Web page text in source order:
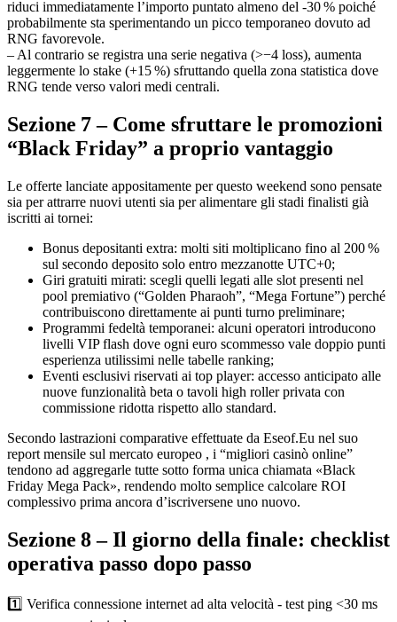
riduci immediatamente l’importo puntato almeno del ‑30 % poiché
probabilmente sta sperimentando un picco temporaneo dovuto ad
RNG favorevole.
– Al contrario se registra una serie negativa (>−4 loss), aumenta
leggermente lo stake (+15 %) sfruttando quella zona statistica dove
RNG tende verso valori medi centrali.
Sezione 7 – Come sfruttare le promozioni
“Black Friday” a proprio vantaggio
Le offerte lanciate appositamente per questo weekend sono pensate
sia per attrarre nuovi utenti sia per alimentare gli stadi finalisti già
iscritti ai tornei:
Bonus depositanti extra: molti siti moltiplicano fino al ​200 %​
sul secondo deposito solo entro mezzanotte UTC+0;
Giri gratuiti mirati: scegli quelli legati alle slot presenti nel
pool premiativo (“Golden Pharaoh”, “Mega Fortune”) perché
contribuiscono direttamente ai punti turno preliminare;
Programmi fedeltà temporanei: alcuni operatori introducono
livelli VIP flash dove ogni euro scommesso vale doppio punti
esperienza utilissimi nelle tabelle ranking;
Eventi esclusivi riservati ai top player: accesso anticipato alle
nuove funzionalità beta o tavoli high roller privata con
commissione ridotta rispetto allo standard.
Secondo lastrazioni comparative effettuate da Ese​of.​Eu nel suo
report mensile sul mercato europeo , i “migliori casinò online”
tendono ad aggregarle tutte sotto forma unica chiamata «Black
Friday Mega Pack», rendendo molto semplice calcolare ROI
complessivo prima ancora d’iscriversene uno nuovo.
Sezione 8 – Il giorno della finale: checklist
operativa passo dopo passo
1️⃣ Verifica connessione internet ad alta velocità ‑ test ping <30 ms